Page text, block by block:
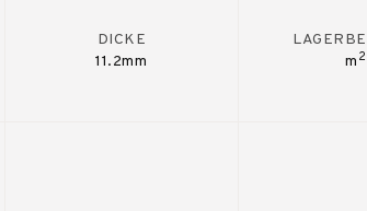
DICKE
11.2mm
m 2